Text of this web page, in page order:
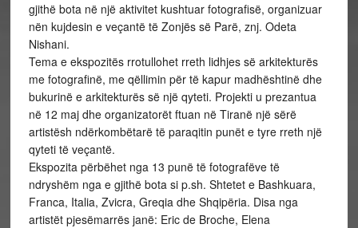
gjithë bota në një aktivitet kushtuar fotografisë, organizuar
nën kujdesin e veçantë të Zonjës së Parë, znj. Odeta
Nishani.
Tema e ekspozitës rrotullohet rreth lidhjes së arkitekturës
me fotografinë, me qëllimin për të kapur madhështinë dhe
bukurinë e arkitekturës së një qyteti. Projekti u prezantua
në 12 maj dhe organizatorët ftuan në Tiranë një sërë
artistësh ndërkombëtarë të paraqitin punët e tyre rreth një
qyteti të veçantë.
Ekspozita përbëhet nga 13 punë të fotografëve të
ndryshëm nga e gjithë bota si p.sh. Shtetet e Bashkuara,
Franca, Italia, Zvicra, Greqia dhe Shqipëria. Disa nga
artistët pjesëmarrës janë: Eric de Broche, Elena